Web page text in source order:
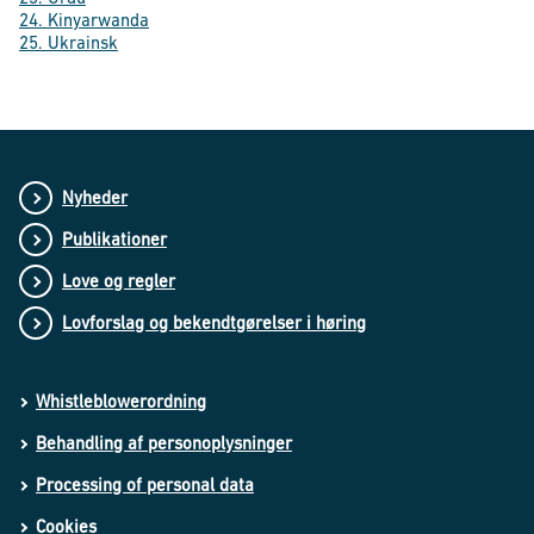
24. Kinyarwanda
25. Ukrainsk
Nyheder
Publikationer
Love og regler
Lovforslag og bekendtgørelser i høring
Whistleblowerordning
Behandling af personoplysninger
Processing of personal data
Cookies